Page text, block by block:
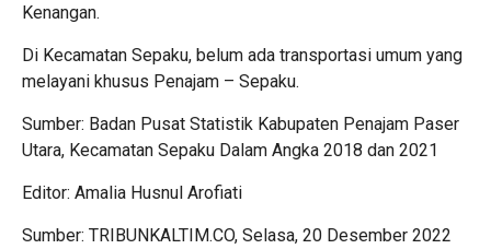
Kenangan.
Di Kecamatan Sepaku, belum ada transportasi umum yang
melayani khusus Penajam – Sepaku.
Sumber: Badan Pusat Statistik Kabupaten Penajam Paser
Utara, Kecamatan Sepaku Dalam Angka 2018 dan 2021
Editor: Amalia Husnul Arofiati
Sumber: TRIBUNKALTIM.CO, Selasa, 20 Desember 2022